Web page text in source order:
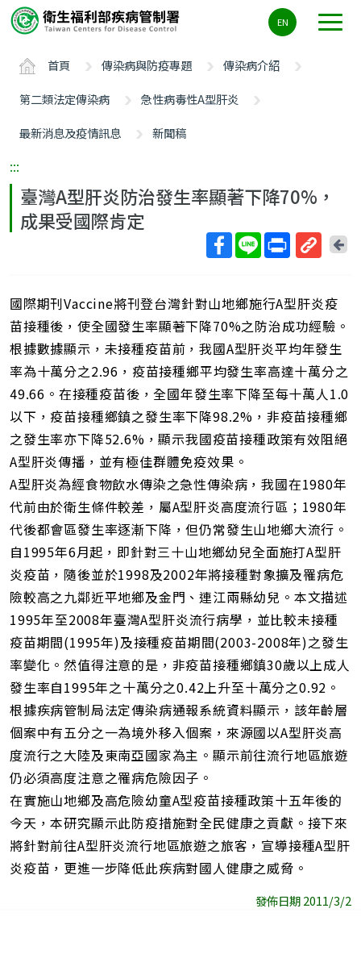
要
ALT+C
EN
首頁 傳染病與防疫專題
傳染病介紹
第二類法定傳染病
急性病毒性A型肝炎
最新消息及疫情訊息
新聞稿
:::
臺灣A型肝炎防治發生率顯著下降70%，
成果受國際肯定
短
網
址
回
國際期刊Vaccine將刊登台灣針對山地鄉施行A型肝炎疫
苗接種後，使全國發生率顯著下降70%之防治成功經驗。
根據數據顯示，未接種疫苗前，我國A型肝炎平均年發生
率為十萬分之2.96，疫苗接種鄉平均發生率高達十萬分之
49.66。在接種疫苗後，全國年發生率下降至每十萬人1.0
以下，疫苗接種鄉鎮之發生率下降98.2%，非疫苗接種鄉
之發生率亦下降52.6%，顯示我國疫苗接種政策有效阻絕
A型肝炎傳播，並有極佳群體免疫效果。
A型肝炎為經食物飲水傳染之急性傳染病，我國在1980年
代前由於衛生條件較差，屬A型肝炎高度流行區；1980年
代後都會區發生率逐漸下降，但仍常發生山地鄉大流行。
自1995年6月起，即針對三十山地鄉幼兒全面施打A型肝
炎疫苗，隨後並於1998及2002年將接種對象擴及罹病危
險較高之九鄰近平地鄉及金門、連江兩縣幼兒。本文描述
1995年至2008年臺灣A型肝炎流行病學，並比較未接種
疫苗期間(1995年)及接種疫苗期間(2003-2008年)之發生
率變化。然值得注意的是，非疫苗接種鄉鎮30歲以上成人
發生率自1995年之十萬分之0.42上升至十萬分之0.92。
根據疾病管制局法定傳染病通報系統資料顯示，該年齡層
個案中有五分之一為境外移入個案，來源國以A型肝炎高
度流行之大陸及東南亞國家為主。顯示前往流行地區旅遊
仍必須高度注意之罹病危險因子。
在實施山地鄉及高危險幼童A型疫苗接種政策十五年後的
今天，本研究顯示此防疫措施對全民健康之貢獻。接下來
將針對前往A型肝炎流行地區旅遊之旅客，宣導接種A型肝
炎疫苗，更進一步降低此疾病對國人健康之威脅。
發佈日期 2011/3/2